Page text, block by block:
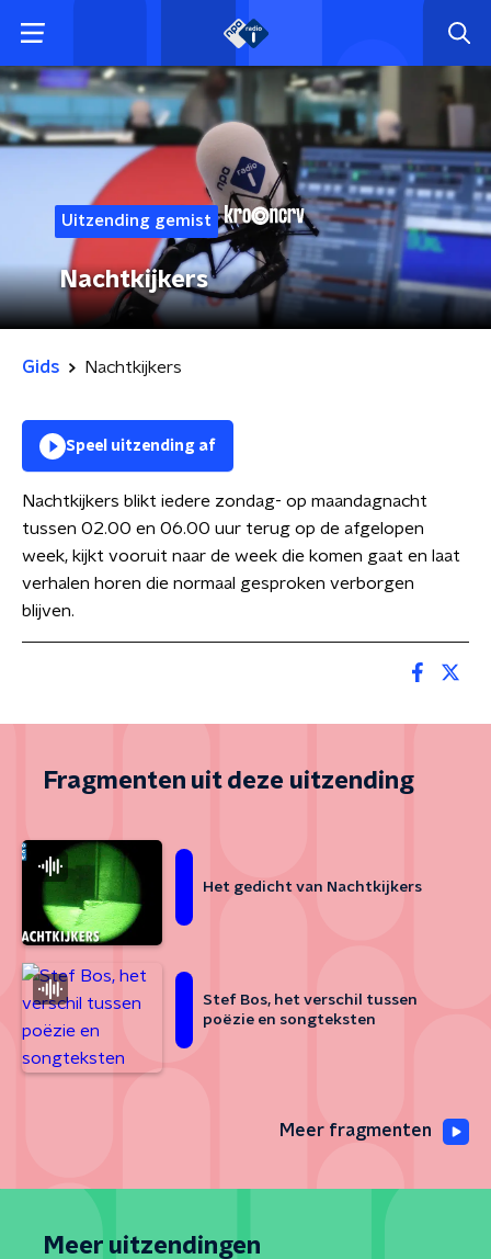
Uitzending gemist
Nachtkijkers
Gids Nachtkijkers
Speel uitzending af
Nachtkijkers blikt iedere zondag- op maandagnacht
tussen 02.00 en 06.00 uur terug op de afgelopen
week, kijkt vooruit naar de week die komen gaat en laat
verhalen horen die normaal gesproken verborgen
blijven.
Fragmenten uit deze uitzending
Het gedicht van Nachtkijkers
Stef Bos, het verschil tussen
poëzie en songteksten
Meer fragmenten
Meer uitzendingen